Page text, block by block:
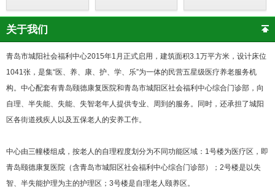
关于我们
青岛市城阳社会福利中心2015年1月正式启用，建筑面积3.1万平方米，设计床位
1041张，是集“医、养、康、护、学、乐”为一体的民营五星级医疗养老服务机
构。中心配套有青岛颐德康复医院和青岛市城阳区社会福利中心综合门诊部，向
自理、半失能、失能、失智老年人提供专业、周到的服务。同时，还承担了城阳
区各街道残疾人以及五保老人的安养工作。
中心由三幢楼组成，按老人的自理程度划分为不同功能区域：1号楼为医疗区，即
青岛颐德康复医院（含青岛市城阳区社会福利中心综合门诊部）；2号楼是以失
智、半失能护理为主的护理区；3号楼是自理老人颐养区。